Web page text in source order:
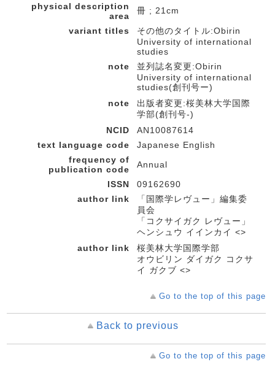
physical description
area
冊 ; 21cm
variant titles
その他のタイトル:Obirin
University of international
studies
note
並列誌名変更:Obirin
University of international
studies(創刊号ー)
note
出版者変更:桜美林大学国際
学部(創刊号-)
NCID
AN10087614
text language code
Japanese English
frequency of
publication code
Annual
ISSN
09162690
author link
「国際学レヴュー」編集委
員会
「コクサイガク レヴュー」
ヘンシュウ イインカイ <>
author link
桜美林大学国際学部
オウビリン ダイガク コクサ
イ ガクブ <>
Go to the top of this page
Back to previous
Go to the top of this page